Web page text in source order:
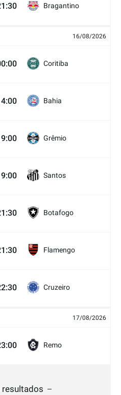
Bragantino
16/08/2026
Coritiba
Bahia
Grêmio
Santos
Botafogo
Flamengo
Cruzeiro
17/08/2026
Remo